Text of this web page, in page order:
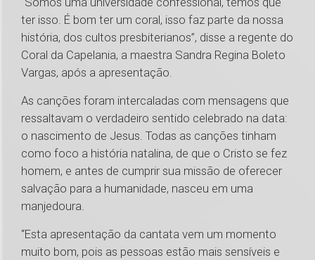
ter isso. É bom ter um coral, isso faz parte da nossa
história, dos cultos presbiterianos”, disse a regente do
Coral da Capelania, a maestra Sandra Regina Boleto
Vargas, após a apresentação.
As canções foram intercaladas com mensagens que
ressaltavam o verdadeiro sentido celebrado na data:
o nascimento de Jesus. Todas as canções tinham
como foco a história natalina, de que o Cristo se fez
homem, e antes de cumprir sua missão de oferecer
salvação para a humanidade, nasceu em uma
manjedoura.
“Esta apresentação da cantata vem um momento
muito bom, pois as pessoas estão mais sensíveis e